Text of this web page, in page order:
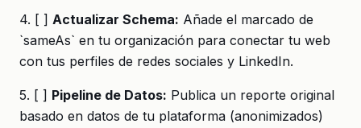
4. [ ] Actualizar Schema: Añade el marcado de
`sameAs` en tu organización para conectar tu web
con tus perfiles de redes sociales y LinkedIn.
5. [ ] Pipeline de Datos: Publica un reporte original
basado en datos de tu plataforma (anonimizados)